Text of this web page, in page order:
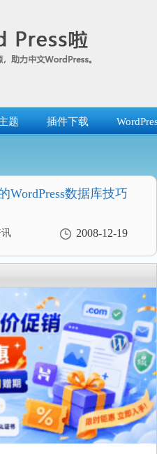
题 插件下载
WordPress数据库技巧
2008-12-19